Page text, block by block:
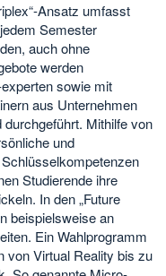
Ansatz umfasst
Semester
auch ohne
werden
sowie mit
aus Unternehmen
Mithilfe von
und
Studierende ihre
In den „Future
beispielsweise an
Ein Wahlprogramm
von Virtual Reality bis zu